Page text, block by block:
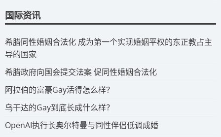
国际资讯
​希腊同性婚姻合法化 成为第一个实现婚姻平权的东正教占主
导的国家
​希腊政府向国会提交法案 促同性婚姻合法化
​阿拉伯的富豪Gay活得怎么样？
​乌干达的Gay到底长成什么样？
​OpenAI执行长奥尔特曼与同性伴侣低调成婚